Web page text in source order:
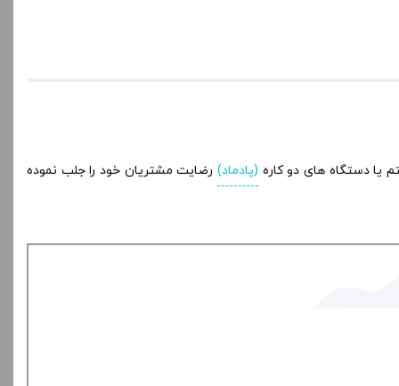
یا دستگاه های دو کاره (پادماد)رضایت مشتریان خود را جلب نموده